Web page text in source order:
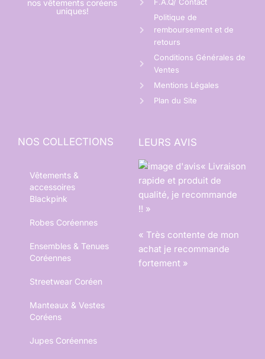
nos vêtements coréens
uniques!
F.A.Q/ Contact
Politique de
remboursement et de
retours
Conditions Générales de
Ventes
Mentions Légales
Plan du Site
NOS COLLECTIONS
Vêtements &
accessoires
Blackpink
Robes Coréennes
Ensembles & Tenues
Coréennes
Streetwear Coréen
Manteaux & Vestes
Coréens
Jupes Coréennes
LEURS AVIS
« Livraison
rapide et produit de
qualité, je recommande
!! »
« Très contente de mon
achat je recommande
fortement »